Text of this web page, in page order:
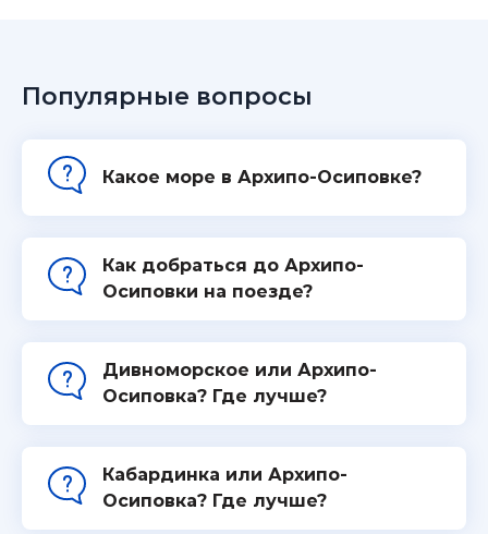
Популярные вопросы
Какое море в Архипо-Осиповке?
Как добраться до Архипо-
Осиповки на поезде?
Дивноморское или Архипо-
Осиповка? Где лучше?
Кабардинка или Архипо-
Осиповка? Где лучше?